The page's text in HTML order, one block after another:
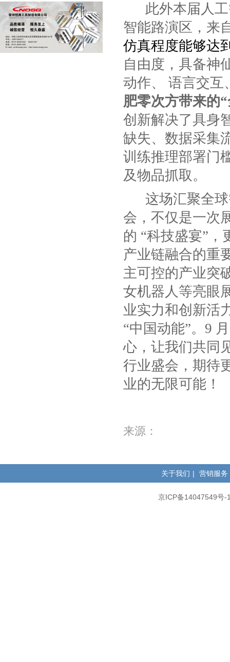
此外本届人
智能路演区，来
仿真程度能够达
自由度，具备神
动作、 语言交互
肥零次方带来的
创新解决了具身
缺失、数据采集
训练推理部署门
及物品抓取。
这场汇聚全
会，不仅是一次
的 “科技盛宴”
产业链融合的重
主可控的产业突
女机器人等亮眼
业实力和创新活
“中国动能”。 9 月
心，让我们共同
行业盛会，期待
业的无限可能！
来源：
关于我们 | 营销服务
京ICP备14047549号-